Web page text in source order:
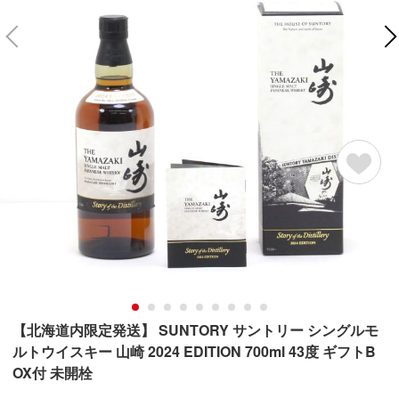
【北海道内限定発送】 SUNTORY サントリー シングルモ
ルトウイスキー 山崎 2024 EDITION 700ml 43度 ギフトB
OX付 未開栓